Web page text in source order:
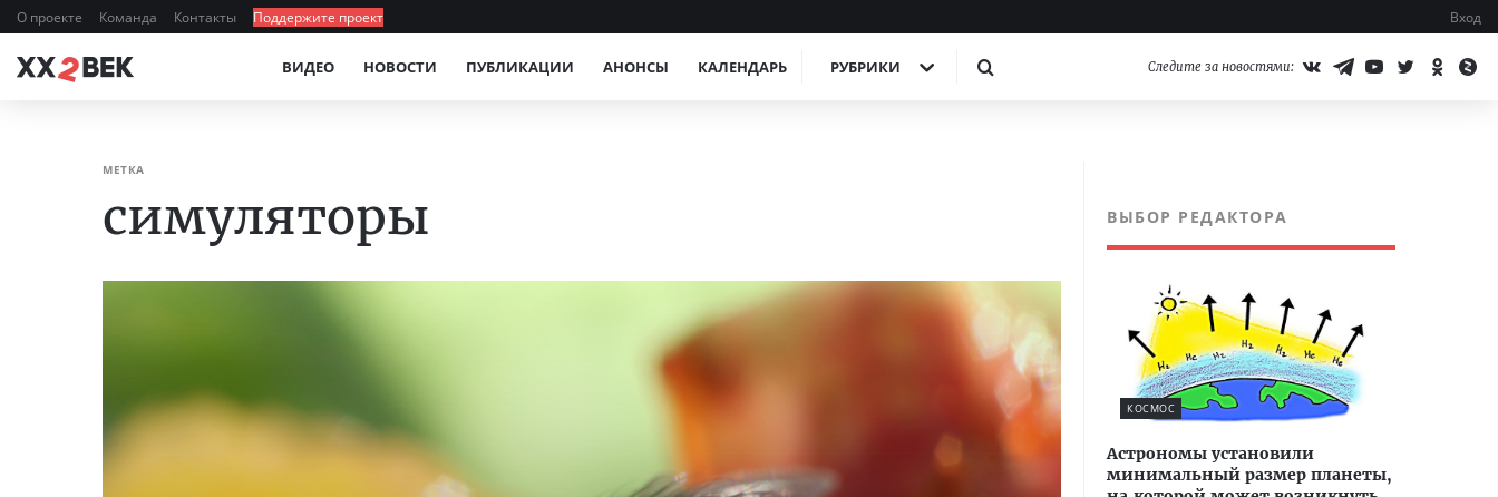
О проекте Команда Контакты Поддержите проект Вход
ВИДЕО НОВОСТИ ПУБЛИКАЦИИ АНОНСЫ КАЛЕНДАРЬ РУБРИКИ Следите за новостями:
МЕТКА
симуляторы ВЫБОР РЕДАКТОРА
КОСМОС
Астрономы установили
минимальный размер планеты,